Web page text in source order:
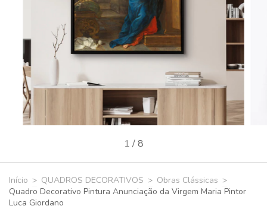
1 /8
Início > QUADROS DECORATIVOS > Obras Clássicas >
Quadro Decorativo Pintura Anunciação da Virgem Maria Pintor
Luca Giordano